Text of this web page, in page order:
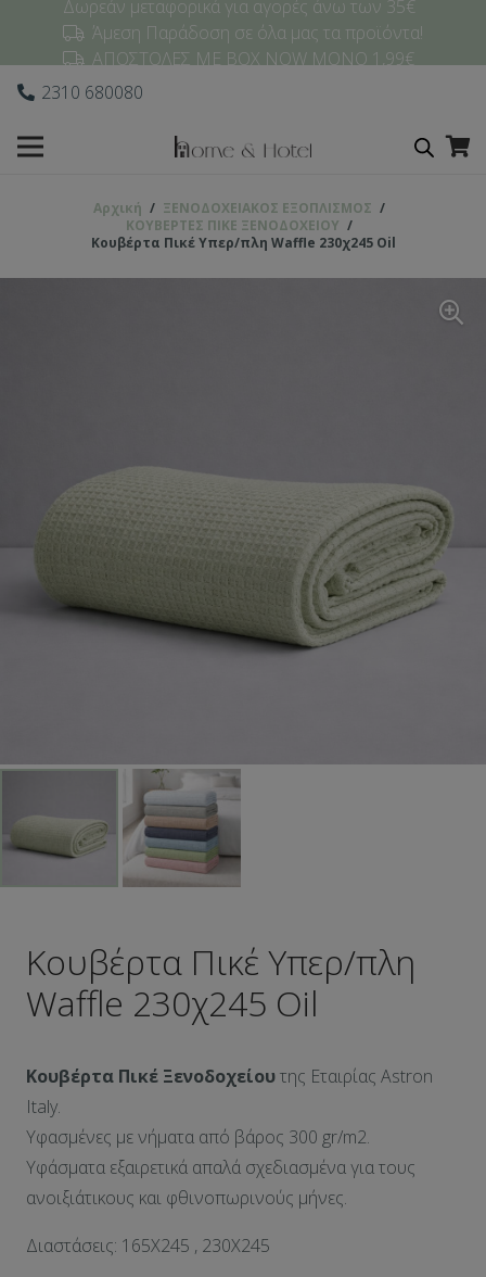
Δωρεάν μεταφορικά για αγορές άνω των 35€
Άμεση Παράδοση σε όλα μας τα προϊόντα!
ΑΠΟΣΤΟΛΕΣ ΜΕ BOX NOW ΜΟΝΟ 1,99€
2310 680080
Αρχική / ΞΕΝΟΔΟΧΕΙΑΚΟΣ ΕΞΟΠΛΙΣΜΟΣ /
ΚΟΥΒΕΡΤΕΣ ΠΙΚΕ ΞΕΝΟΔΟΧΕΙΟΥ /
Κουβέρτα Πικέ Υπερ/πλη Waffle 230χ245 Oil
Κουβέρτα Πικέ Υπερ/πλη
Waffle 230χ245 Oil
Κουβέρτα Πικέ Ξενοδοχείουτης Εταιρίας Astron
Italy.
Υφασμένες με νήματα από βάρος 300 gr/m2.
Υφάσματα εξαιρετικά απαλά σχεδιασμένα για τους
ανοιξιάτικους και φθινοπωρινούς μήνες.
Διαστάσεις: 165Χ245 , 230X245